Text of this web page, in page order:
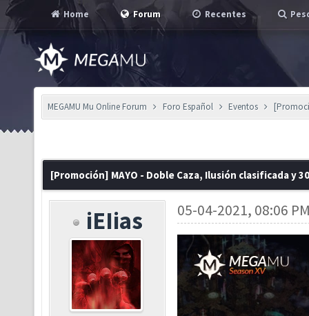
Home Forum Recentes
MEGAMU Mu Online Forum Foro Español Eventos
[Promoción] MAYO - Doble Caza, Ilusión clasificada y
iEIias 05-04-2021, 08:06